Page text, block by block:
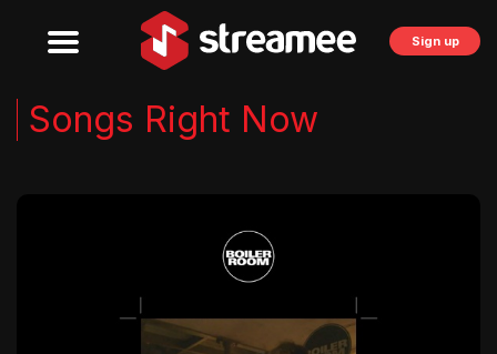
Sign up
Songs Right Now